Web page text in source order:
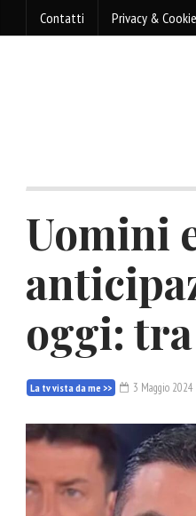
Contatti Privacy &
Uomini
oggi:
La tv vista da me >> 3 Maggio 2024